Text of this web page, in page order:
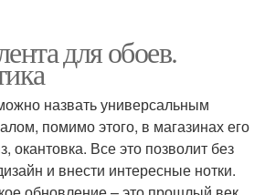
для обоев.
назвать универсальным
помимо этого, в магазинах его
окантовка. Все это позволит без
и внести интересные нотки.